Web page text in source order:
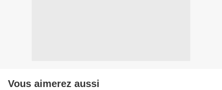
Vous aimerez aussi